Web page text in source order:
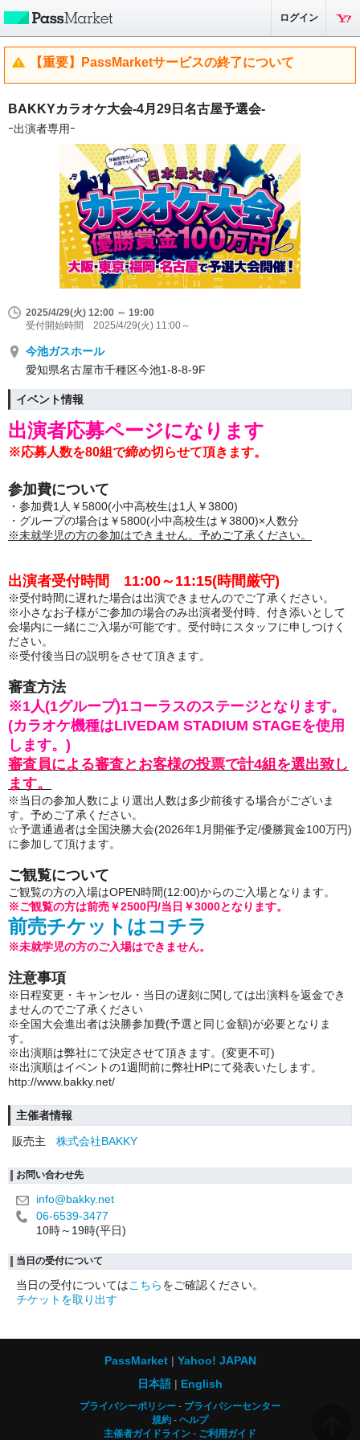
ログイン
【重要】PassMarketサービスの終了について
BAKKYカラオケ大会-4月29日名古屋予選会-
ｰ出演者専用ｰ
2025/4/29(火) 12:00 ～ 19:00
受付開始時間 2025/4/29(火) 11:00～
今池ガスホール
愛知県名古屋市千種区今池1-8-8-9F
イベント情報
出演者応募ページになります
※応募人数を80組で締め切らせて頂きます。
参加費について
・参加費1人￥5800(小中高校生は1人￥3800)
・グループの場合は￥5800(小中高校生は￥3800)×人数分
※未就学児の方の参加はできません。予めご了承ください。
出演者受付時間 11:00～11:15(時間厳守)
※受付時間に遅れた場合は出演できませんのでご了承ください。
※小さなお子様がご参加の場合のみ出演者受付時、付き添いとして
会場内に一緒にご入場が可能です。受付時にスタッフに申しつけく
ださい。
※受付後当日の説明をさせて頂きます。
審査方法
※1人(1グループ)1コーラスのステージとなります。
(カラオケ機種はLIVEDAM STADIUM STAGEを使用
します。)
審査員による審査とお客様の投票で計4組を選出致し
ます。
※当日の参加人数により選出人数は多少前後する場合がございま
す。予めご了承ください。
☆予選通過者は全国決勝大会(2026年1月開催予定/優勝賞金100万円)
に参加して頂けます。
ご観覧について
ご観覧の方の入場はOPEN時間(12:00)からのご入場となります。
※ご観覧の方は前売￥2500円/当日￥3000となります。
前売チケットはコチラ
※未就学児の方のご入場はできません。
注意事項
※日程変更・キャンセル・当日の遅刻に関しては出演料を返金でき
ませんのでご了承ください
※全国大会進出者は決勝参加費(予選と同じ金額)が必要となりま
す。
※出演順は弊社にて決定させて頂きます。(変更不可)
※出演順はイベントの1週間前に弊社HPにて発表いたします。
http://www.bakky.net/
主催者情報
販売主
株式会社BAKKY
お問い合わせ先
info@bakky.net
06-6539-3477
10時～19時(平日)
当日の受付について
当日の受付についてはこちらをご確認ください。
チケットを取り出す
PassMarket
Yahoo! JAPAN
日本語
English
プライバシーポリシー
プライバシーセンター
規約
ヘルプ
主催者ガイドライン
ご利用ガイド